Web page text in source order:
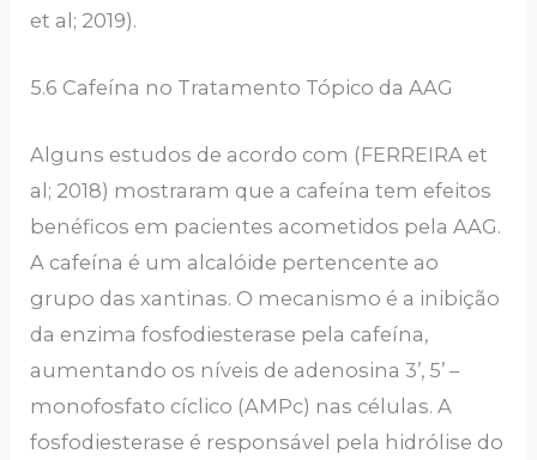
et al; 2019).
5.6 Cafeína no Tratamento Tópico da AAG
Alguns estudos de acordo com (FERREIRA et
al; 2018) mostraram que a cafeína tem efeitos
benéficos em pacientes acometidos pela AAG.
A cafeína é um alcalóide pertencente ao
grupo das xantinas. O mecanismo é a inibição
da enzima fosfodiesterase pela cafeína,
aumentando os níveis de adenosina 3’, 5’ –
monofosfato cíclico (AMPc) nas células. A
fosfodiesterase é responsável pela hidrólise do